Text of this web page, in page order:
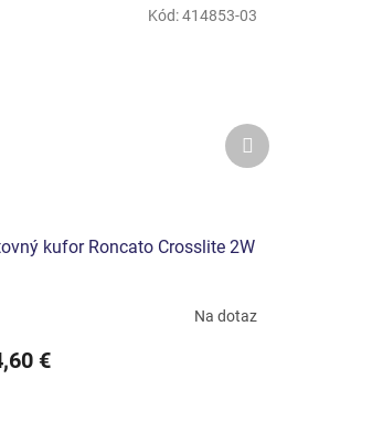
kufor Roncato Crosslite 2W
Na dotaz
€
Kód:414853-03
Ďalší
produkt